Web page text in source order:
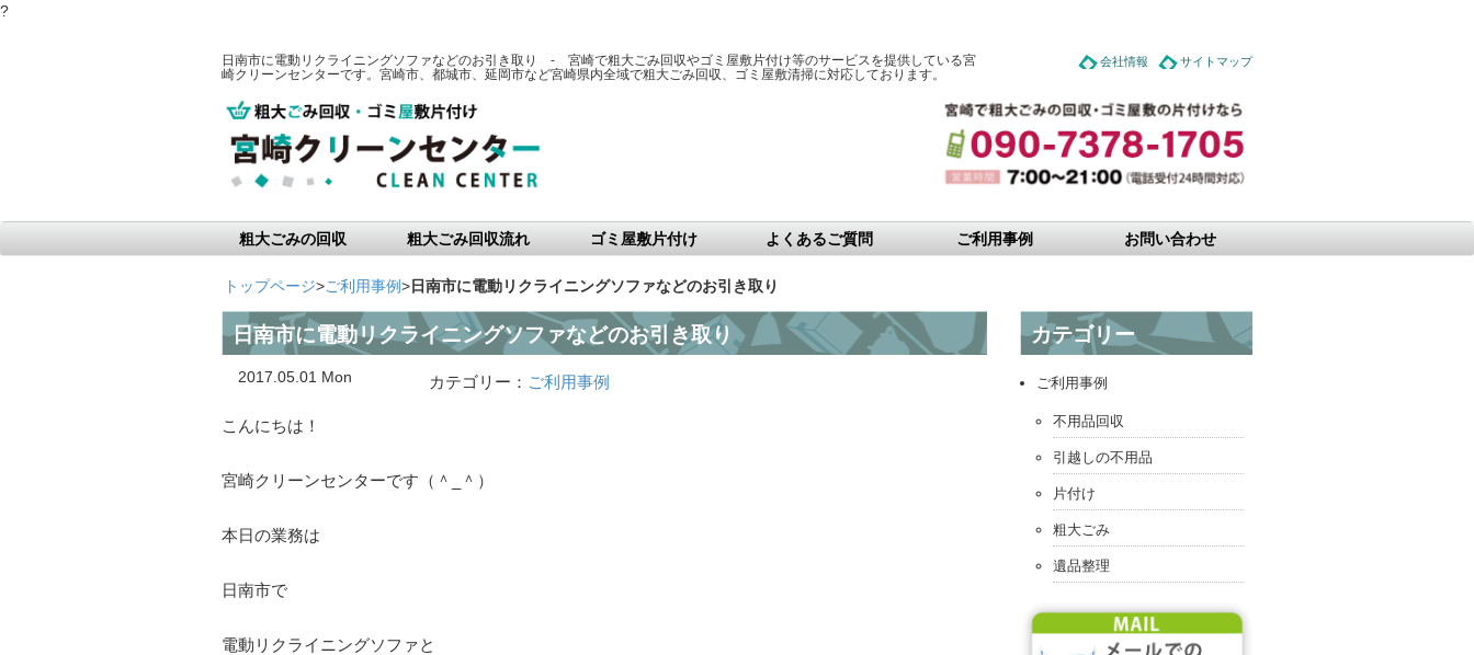
?
日南市に電動リクライニングソファなどのお引き取り - 宮崎で粗大ごみ回収やゴミ屋敷片付け等のサービスを提供している宮
崎クリーンセンターです。宮崎市、都城市、延岡市など宮崎県内全域で粗大ごみ回収、ゴミ屋敷清掃に対応しております。
会社情報 サイトマップ
粗大ごみの回収 粗大ごみ回収流れ ゴミ屋敷片付け よくあるご質問 ご利用事例 お問い合わせ
トップページ>ご利用事例>日南市に電動リクライニングソファなどのお引き取り
日南市に電動リクライニングソファなどのお引き取り
2017.05.01 Mon カテゴリー： ご利用事例
こんにちは！
宮崎クリーンセンターです（＾_＾）
本日の業務は
日南市で
電動リクライニングソファと
カテゴリー
ご利用事例
不用品回収
引越しの不用品
片付け
粗大ごみ
遺品整理